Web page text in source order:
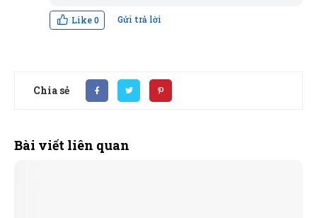
Like0 Gửi trả lời
Chia sẻ
Bài viết liên quan